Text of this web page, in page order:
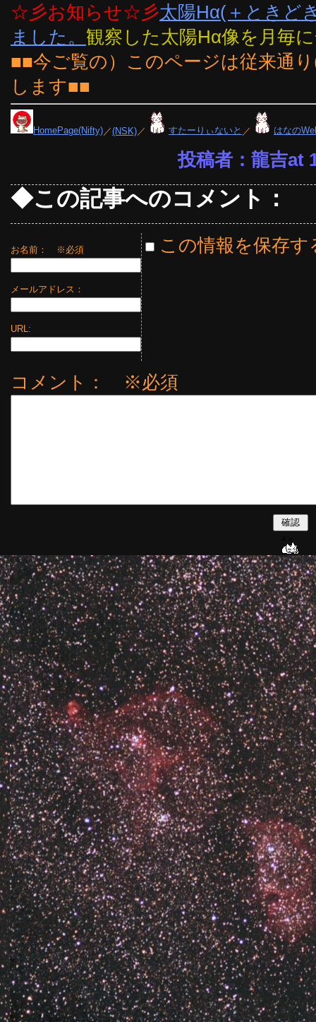
☆彡お知らせ☆彡太陽Hα(＋ときど
ました。 観察した太陽Hα像を月毎
■■今ご覧の）このページは従来通
します■■
HomePage(Nifty) ／(NSK) ／ すたーりぃないと ／ はなの
投稿者：龍吉at
◆この記事へのコメント：
お名前： ※必須
メールアドレス：
URL:
この情報を保存す
コメント： ※必須